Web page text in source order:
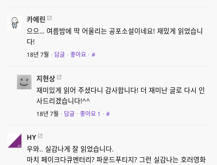
카에린
으으… 여름밤에 딱 어울리는 공포소설이네요! 재밌게 읽었습니
다!
18년 7월 · 답글 · 좋아요 · #
지현상
재미있게 읽어 주셨다니 감사합니다! 더 재미난 글로 다시 인
사드리겠습니다!^^
18년 7월 · 답글 · 좋아요 1 · #
HY
우와.. 실감나게 잘 읽었습니다.
마치 페이크다큐멘터리? 파운드푸티지? 그런 실감나는 호러영화